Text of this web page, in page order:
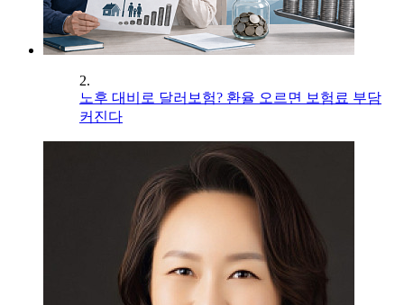
2.
노후 대비로 달러보험? 환율 오르면 보험료 부담
커진다